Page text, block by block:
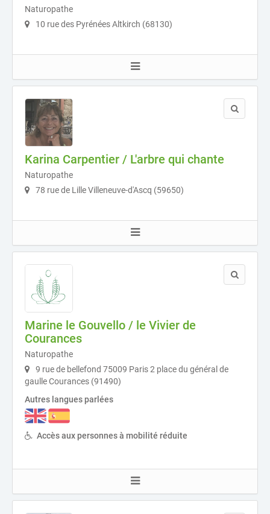
Naturopathe
10 rue des Pyrénées Altkirch (68130)
Karina Carpentier / L'arbre qui chante
Naturopathe
78 rue de Lille Villeneuve-d'Ascq (59650)
Marine le Gouvello / le Vivier de
Courances
Naturopathe
9 rue de bellefond 75009 Paris 2 place du général de
gaulle Courances (91490)
Autres langues parlées
Accès aux personnes à mobilité réduite